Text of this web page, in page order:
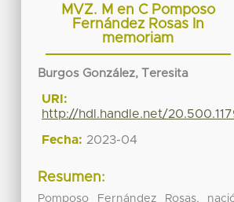
MVZ. M en C Pomposo
Fernández Rosas In
memoriam
Burgos González, Teresita
URI:
http://hdl.handle.net/
Fecha: 2023-04
Resumen:
Pomposo Fernández Rosas,